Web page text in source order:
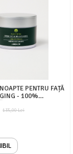
PENTRU FAȚĂ
- 100%
135,00 Lei